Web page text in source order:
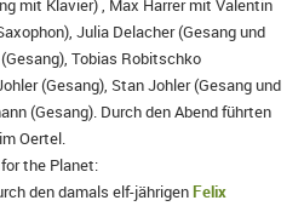
mit Klavier) , Max Harrer mit Valentin
Julia Delacher (Gesang und
Tobias Robitschko
(Gesang), Stan Johler (Gesang und
(Gesang). Durch den Abend führten
Oertel.
the Planet:
den damals elf-jährigenFelix